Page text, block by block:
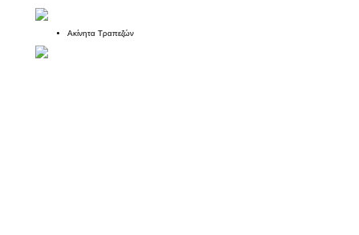
Ακίνητα Τραπεζών